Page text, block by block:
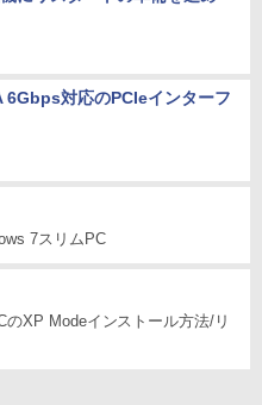
6Gbps対応のPCIeインターフ
7スリムPC
XP Modeインストール方法/リ